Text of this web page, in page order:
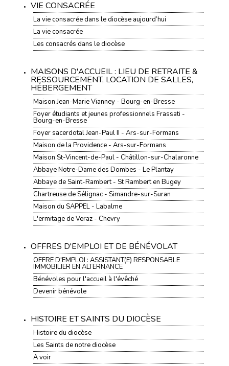
VIE CONSACRÉE
La vie consacrée dans le diocèse aujourd’hui
La vie consacrée
Les consacrés dans le diocèse
MAISONS D'ACCUEIL : LIEU DE RETRAITE &
RESSOURCEMENT, LOCATION DE SALLES,
HÉBERGEMENT
Maison Jean-Marie Vianney - Bourg-en-Bresse
Foyer étudiants et jeunes professionnels Frassati -
Bourg-en-Bresse
Foyer sacerdotal Jean-Paul II - Ars-sur-Formans
Maison de la Providence - Ars-sur-Formans
Maison St-Vincent-de-Paul - Châtillon-sur-Chalaronne
Abbaye Notre-Dame des Dombes - Le Plantay
Abbaye de Saint-Rambert - St Rambert en Bugey
Chartreuse de Sélignac - Simandre-sur-Suran
Maison du SAPPEL - Labalme
L'ermitage de Veraz - Chevry
OFFRES D'EMPLOI ET DE BÉNÉVOLAT
OFFRE D'EMPLOI : ASSISTANT(E) RESPONSABLE
IMMOBILIER EN ALTERNANCE
Bénévoles pour l'accueil à l'évêché
Devenir bénévole
HISTOIRE ET SAINTS DU DIOCÈSE
Histoire du diocèse
Les Saints de notre diocèse
A voir